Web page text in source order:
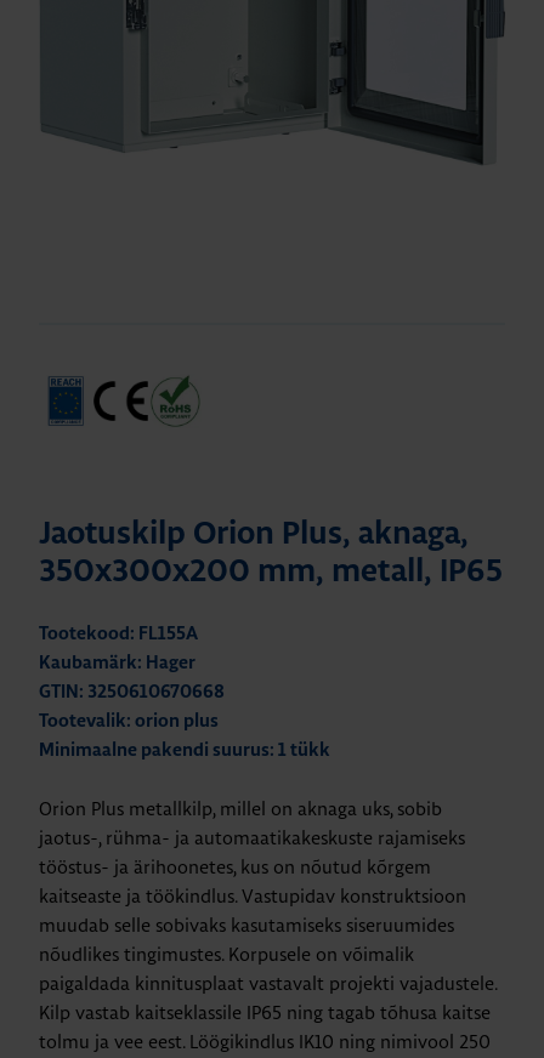
Jaotuskilp Orion Plus, aknaga,
350x300x200 mm, metall, IP65
Tootekood: FL155A
Kaubamärk: Hager
GTIN: 3250610670668
Tootevalik: orion plus
Minimaalne pakendi suurus: 1 tükk
Orion Plus metallkilp, millel on aknaga uks, sobib
jaotus-, rühma- ja automaatikakeskuste rajamiseks
tööstus- ja ärihoonetes, kus on nõutud kõrgem
kaitseaste ja töökindlus. Vastupidav konstruktsioon
muudab selle sobivaks kasutamiseks siseruumides
nõudlikes tingimustes. Korpusele on võimalik
paigaldada kinnitusplaat vastavalt projekti vajadustele.
Kilp vastab kaitseklassile IP65 ning tagab tõhusa kaitse
tolmu ja vee eest. Löögikindlus IK10 ning nimivool 250